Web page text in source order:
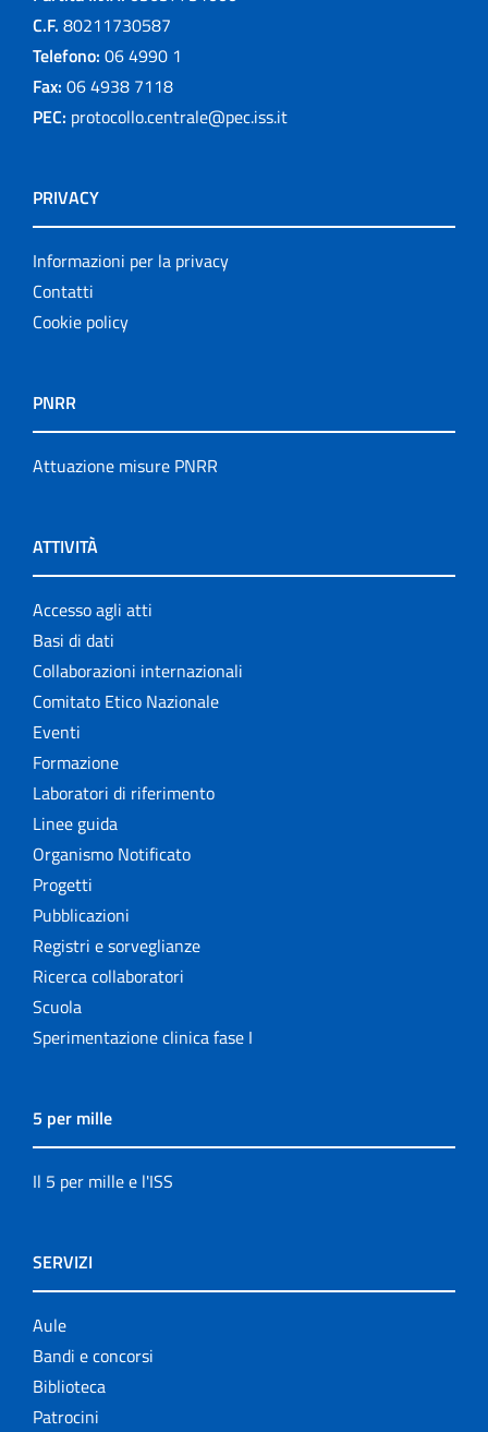
C.F. 80211730587
Telefono: 06 4990 1
Fax: 06 4938 7118
PEC: protocollo.centrale@pec.iss.it
PRIVACY
Informazioni per la privacy
Contatti
Cookie policy
PNRR
Attuazione misure PNRR
ATTIVITÀ
Accesso agli atti
Basi di dati
Collaborazioni internazionali
Comitato Etico Nazionale
Eventi
Formazione
Laboratori di riferimento
Linee guida
Organismo Notificato
Progetti
Pubblicazioni
Registri e sorveglianze
Ricerca collaboratori
Scuola
Sperimentazione clinica fase I
5 per mille
Il 5 per mille e l'ISS
SERVIZI
Aule
Bandi e concorsi
Biblioteca
Patrocini